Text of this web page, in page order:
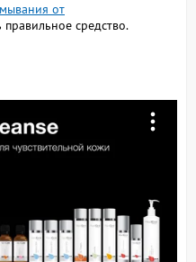
от
средство.